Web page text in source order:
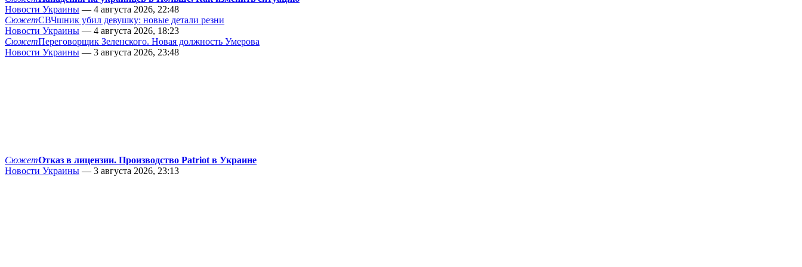
Новости Украины — 4 августа 2026, 22:48
СюжетСВЧшник убил девушку: новые детали резни
Новости Украины — 4 августа 2026, 18:23
СюжетПереговорщик Зеленского. Новая должность Умерова
Новости Украины — 3 августа 2026, 23:48
СюжетОтказ в лицензии. Производство Patriot в Украине
Новости Украины — 3 августа 2026, 23:13